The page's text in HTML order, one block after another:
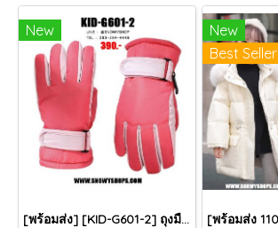
New
[พร้อมส่ง] [KID-G601-2] ถุงมือกันหนาวเด็กสีชมพูเข้ม ซับขนด้านใน ใส่กันหนาวเล่นหิมะได้ (เหมาะสำหรับเด็ก 3-5ขวบ)
New
Best Seller